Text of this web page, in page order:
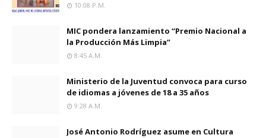
10:08 P.m.
MIC pondera lanzamiento “Premio Nacional a
la Producción Más Limpia”
8:45 A.m.
Ministerio de la Juventud convoca para curso
de idiomas a jóvenes de 18 a 35 años
9:28 A.m.
José Antonio Rodríguez asume en Cultura